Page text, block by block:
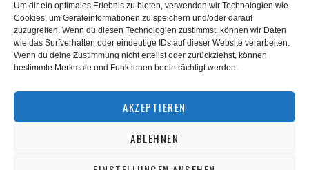
Um dir ein optimales Erlebnis zu bieten, verwenden wir Technologien wie
Cookies, um Geräteinformationen zu speichern und/oder darauf
zuzugreifen. Wenn du diesen Technologien zustimmst, können wir Daten
wie das Surfverhalten oder eindeutige IDs auf dieser Website verarbeiten.
Wenn du deine Zustimmung nicht erteilst oder zurückziehst, können
bestimmte Merkmale und Funktionen beeinträchtigt werden.
AKZEPTIEREN
ABLEHNEN
BACK TO TOP
squashnet.de2026